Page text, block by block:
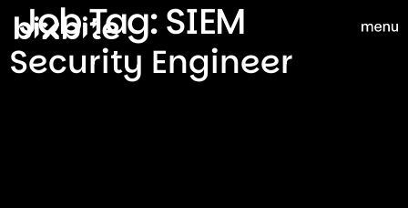
Job Tag:SIEM
Security Engineer